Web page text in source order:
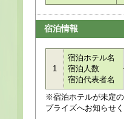
宿泊情報
1
宿泊ホテル名
宿泊人数
宿泊代表者名
※宿泊ホテルが未定
プライズへお知らせく